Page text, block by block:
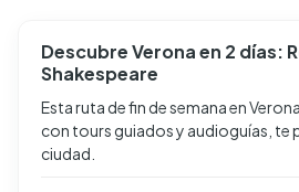
Descubre Verona en 2 días:
Shakespeare
Esta ruta de fin de semana en
con tours guiados y audioguías, te
ciudad.